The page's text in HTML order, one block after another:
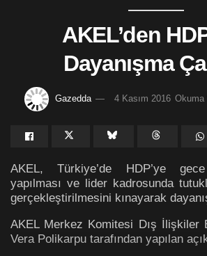
AKEL’den
Dayanışma
Gazedda 4 Kasım 2016 Okuma
AKEL, Türkiye’de HDP’ye
yapılması ve lider kadrosunda
gerçekleştirilmesini kınayarak
AKEL Merkez Komitesi Dış İlişkiler
Vera Polikarpu tarafından yapılan